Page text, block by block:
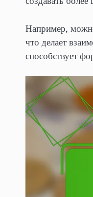
Например,
что делает
способствует